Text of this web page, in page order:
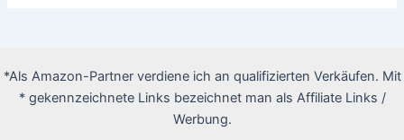
*Als Amazon-Partner verdiene ich an qualifizierten Verkäufen. Mit
* gekennzeichnete Links bezeichnet man als Affiliate Links /
Werbung.